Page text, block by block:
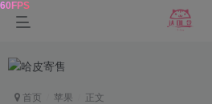
首页 苹果 正文